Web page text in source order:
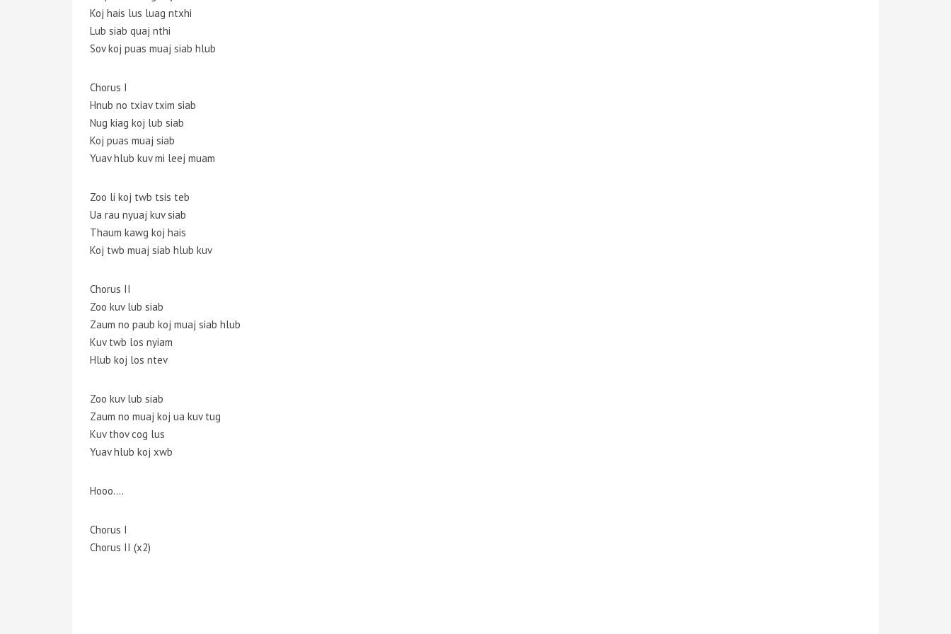
Koj hais lus luag ntxhi
Lub siab quaj nthi
Sov koj puas muaj siab hlub
Chorus I
Hnub no txiav txim siab
Nug kiag koj lub siab
Koj puas muaj siab
Yuav hlub kuv mi leej muam
Zoo li koj twb tsis teb
Ua rau nyuaj kuv siab
Thaum kawg koj hais
Koj twb muaj siab hlub kuv
Chorus II
Zoo kuv lub siab
Zaum no paub koj muaj siab hlub
Kuv twb los nyiam
Hlub koj los ntev
Zoo kuv lub siab
Zaum no muaj koj ua kuv tug
Kuv thov cog lus
Yuav hlub koj xwb
Hooo….
Chorus I
Chorus II (x2)